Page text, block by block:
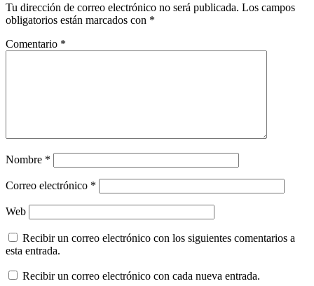
Tu dirección de correo electrónico no será publicada. Los campos
obligatorios están marcados con *
Comentario *
Nombre *
Correo electrónico *
Web
Recibir un correo electrónico con los siguientes comentarios a
esta entrada.
Recibir un correo electrónico con cada nueva entrada.